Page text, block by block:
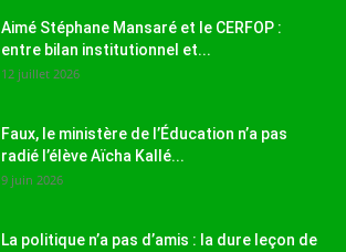
Aimé Stéphane Mansaré et le CERFOP :
entre bilan institutionnel et...
12 juillet 2026
Faux, le ministère de l’Éducation n’a pas
radié l’élève Aïcha Kallé...
9 juin 2026
La politique n’a pas d’amis : la dure leçon de